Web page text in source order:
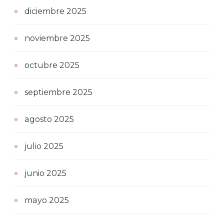
diciembre 2025
noviembre 2025
octubre 2025
septiembre 2025
agosto 2025
julio 2025
junio 2025
mayo 2025